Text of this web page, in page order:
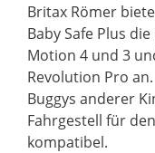
Britax Römer
Baby Safe Plus
Motion 4 und 3
Revolution Pro
Buggys anderer
Fahrgestell für
kompatibel.